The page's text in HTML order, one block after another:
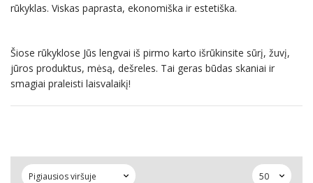
rūkyklas. Viskas paprasta, ekonomiška ir estetiška.
Šiose rūkyklose Jūs lengvai iš pirmo karto išrūkinsite sūrį, žuvį,
jūros produktus, mėsą, dešreles. Tai geras būdas skaniai ir
smagiai praleisti laisvalaikį!